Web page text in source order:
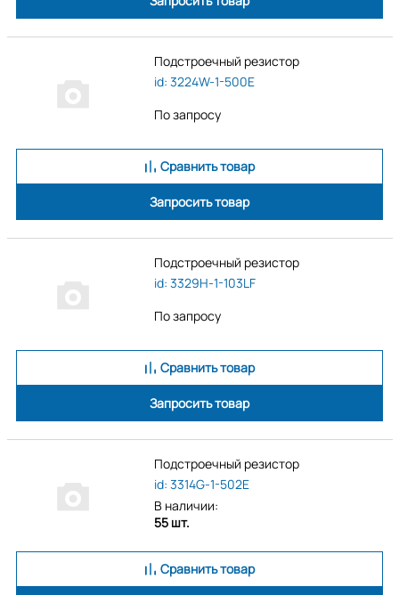
Подстроечный резистор
id: 3224W-1-500E
По запросу
Сравнить товар
Запросить товар
Подстроечный резистор
id: 3329H-1-103LF
По запросу
Сравнить товар
Запросить товар
Подстроечный резистор
id: 3314G-1-502E
В наличии:
55 шт.
Сравнить товар